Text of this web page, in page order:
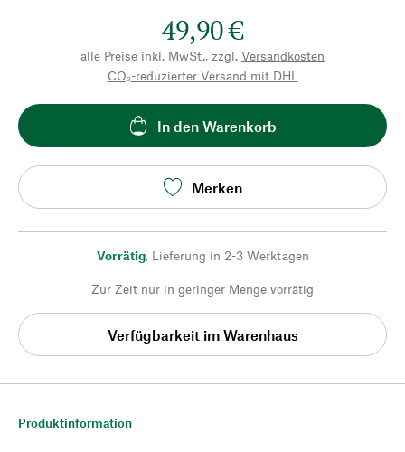
49,90 €
alle Preise inkl. MwSt., zzgl. Versandkosten
CO₂-reduzierter Versand mit DHL
In den Warenkorb
Merken
Vorrätig, Lieferung in 2-3 Werktagen
Zur Zeit nur in geringer Menge vorrätig
Verfügbarkeit im Warenhaus
Produktinformation